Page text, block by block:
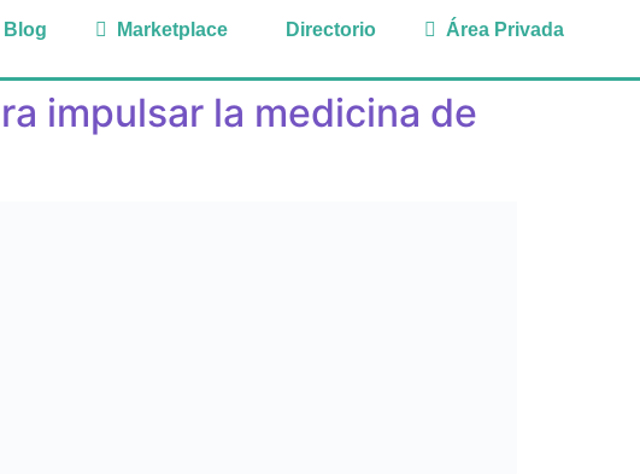
Blog Marketplace Directorio Área Privada
impulsar la medicina de